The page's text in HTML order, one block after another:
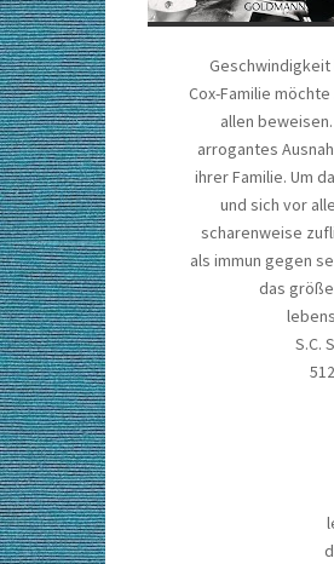
Geschwindigkeit
Cox-Familie
allen
arrogantes
ihrer Familie. Um
und sich vor
scharenweise
als immun gegen
das
S.C.